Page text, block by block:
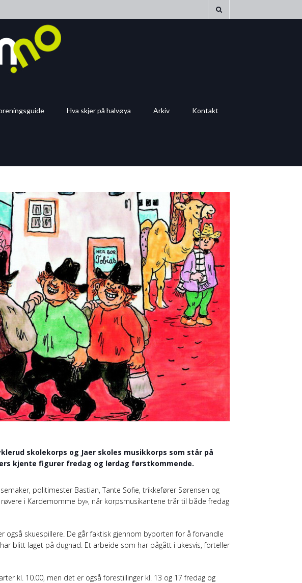
Hva skjer på halvøya Arkiv Kontakt
skolekorps og Jaer skoles musikkorps som står på
kjente figurer fredag og lørdag førstkommende.
politimester Bastian, Tante Sofie, trikkefører Sørensen og
i Kardemomme by», når korpsmusikantene trår til både fredag
også skuespillere. De går faktisk gjennom byporten for å forvandle
blitt laget på dugnad. Et arbeide som har pågått i ukesvis, forteller
kl. 10.00, men det er også forestillinger kl. 13 og 17 fredag og